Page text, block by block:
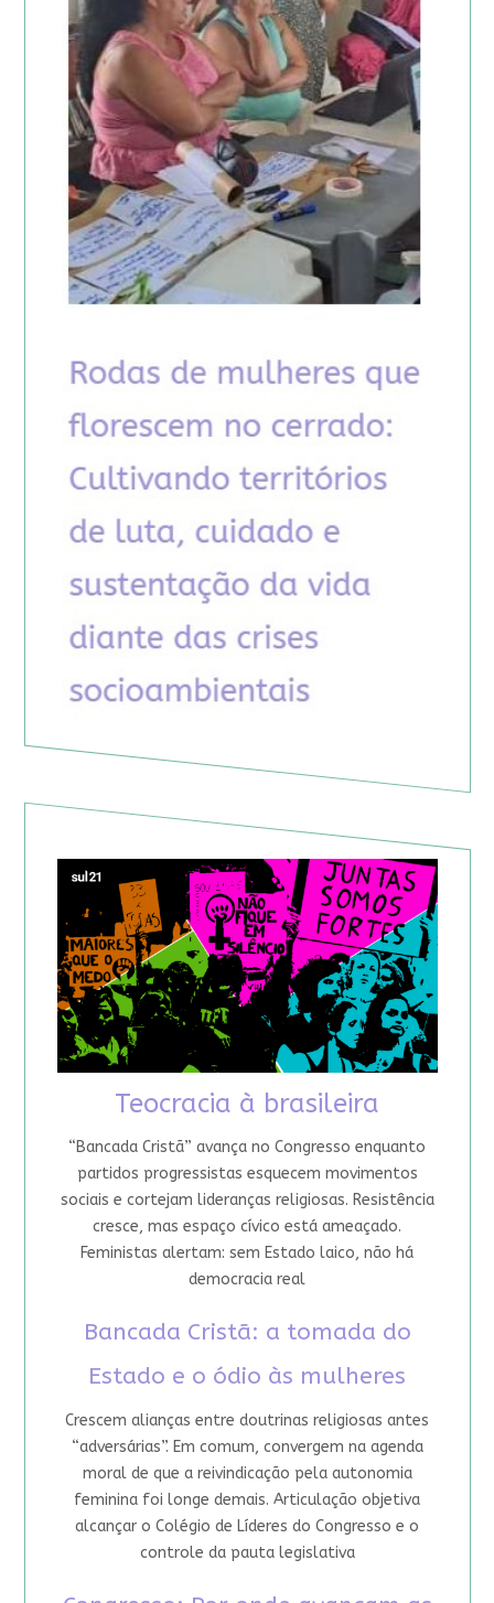
Teocracia à brasileira
“Bancada Cristã” avança no Congresso enquanto
partidos progressistas esquecem movimentos
sociais e cortejam lideranças religiosas. Resistência
cresce, mas espaço cívico está ameaçado.
Feministas alertam: sem Estado laico, não há
democracia real
Bancada Cristã: a tomada do
Estado e o ódio às mulheres
Crescem alianças entre doutrinas religiosas antes
“adversárias”. Em comum, convergem na agenda
moral de que a reivindicação pela autonomia
feminina foi longe demais. Articulação objetiva
alcançar o Colégio de Líderes do Congresso e o
controle da pauta legislativa